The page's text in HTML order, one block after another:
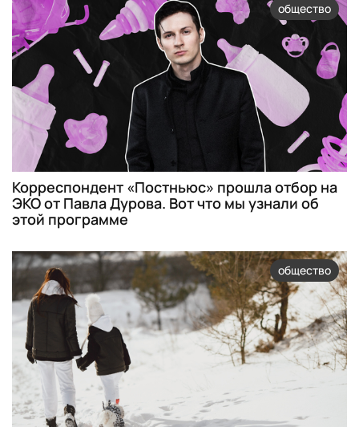
общество
Корреспондент «Постньюс» прошла отбор на
ЭКО от Павла Дурова. Вот что мы узнали об
этой программе
общество